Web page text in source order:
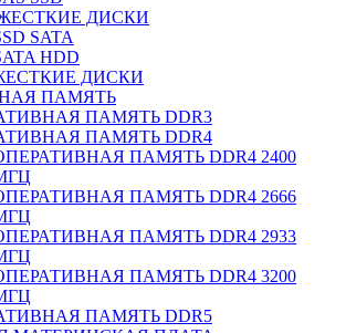
ЖЕСТКИЕ ДИСКИ
SATA
HDD
ДИСКИ
ПАМЯТЬ
ПАМЯТЬ DDR3
ПАМЯТЬ DDR4
ПАМЯТЬ DDR4 2400
ПАМЯТЬ DDR4 2666
ПАМЯТЬ DDR4 2933
ПАМЯТЬ DDR4 3200
ПАМЯТЬ DDR5